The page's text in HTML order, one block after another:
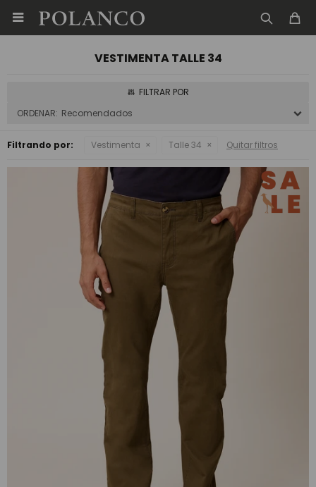

VESTIMENTA TALLE 34
Recomendados
Filtrando por: Vestimenta Talle 34 Quitar filtros